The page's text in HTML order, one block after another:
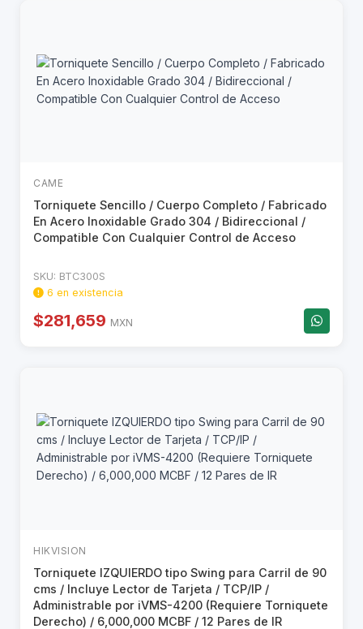
CAME
Torniquete Sencillo / Cuerpo Completo / Fabricado
En Acero Inoxidable Grado 304 / Bidireccional /
Compatible Con Cualquier Control de Acceso
SKU: BTC300S
6 en existencia
$281,659 MXN
HIKVISION
Torniquete IZQUIERDO tipo Swing para Carril de 90
cms / Incluye Lector de Tarjeta / TCP/IP /
Administrable por iVMS-4200 (Requiere Torniquete
Derecho) / 6,000,000 MCBF / 12 Pares de IR